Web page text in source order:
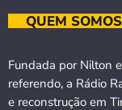
QUEM SOMOS
Fundada por Nilton
referendo, a Rádio
e reconstrução em